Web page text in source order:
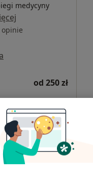
medycyny
opinie
od 250 zł
klatki piersiowej